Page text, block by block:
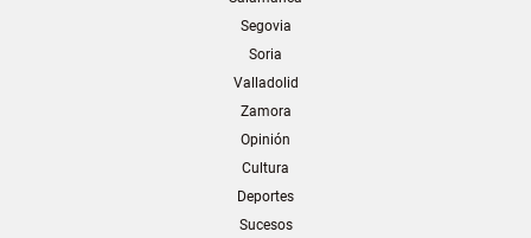
Segovia
Soria
Valladolid
Zamora
Opinión
Cultura
Deportes
Sucesos